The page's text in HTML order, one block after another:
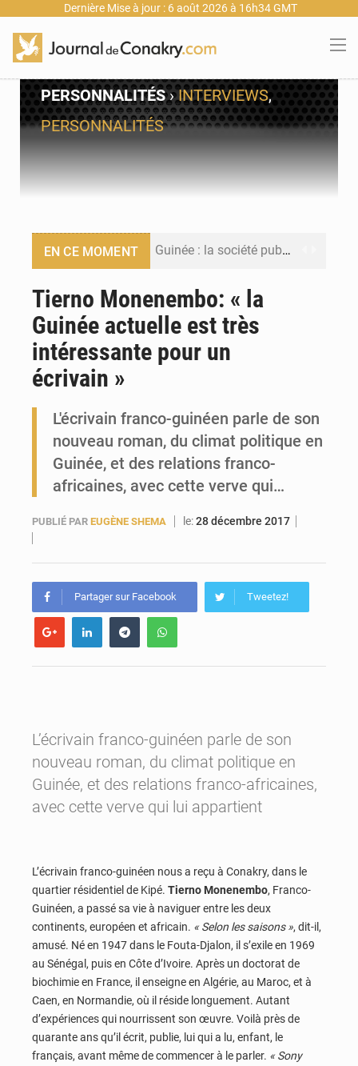
Dernière Mise à jour : 6 août 2026 à 16h34 GMT
PERSONNALITÉS›INTERVIEWS,
PERSONNALITÉS
EN CE MOMENT Guinée : la société publique Nimba Mining Company signe sa première convention minière
Tierno Monenembo: « la
Guinée actuelle est très
intéressante pour un
écrivain »
L'écrivain franco-guinéen parle de son
nouveau roman, du climat politique en
Guinée, et des relations franco-
africaines, avec cette verve qui…
PUBLIÉ PAR EUGÈNE SHEMA le:28 décembre 2017
Partager sur Facebook Tweetez!
L’écrivain franco-guinéen parle de son
nouveau roman, du climat politique en
Guinée, et des relations franco-africaines,
avec cette verve qui lui appartient
L’écrivain franco-guinéen nous a reçu à Conakry, dans le
quartier résidentiel de Kipé. Tierno Monenembo, Franco-
Guinéen, a passé sa vie à naviguer entre les deux
continents, européen et africain. « Selon les saisons », dit-il,
amusé. Né en 1947 dans le Fouta-Djalon, il s’exile en 1969
au Sénégal, puis en Côte d’Ivoire. Après un doctorat de
biochimie en France, il enseigne en Algérie, au Maroc, et à
Caen, en Normandie, où il réside longuement. Autant
d’expériences qui nourrissent son œuvre. Voilà près de
quarante ans qu’il écrit, publie, lui qui a lu, enfant, le
français, avant même de commencer à le parler. « Sony